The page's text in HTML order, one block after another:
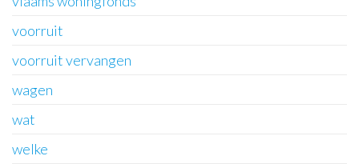
voorruit
voorruit vervangen
wagen
wat
welke